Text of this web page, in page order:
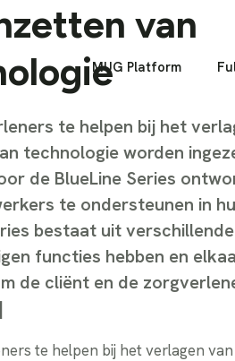
MUG Platform
van
te helpen bij het
technologie worden
de BlueLine Series
te ondersteunen in
bestaat uit
functies hebben en
de cliënt en de
te helpen bij het verlagen